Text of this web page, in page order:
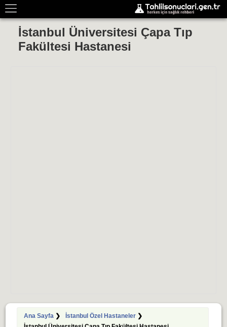
İstanbul Üniversitesi Çapa Tıp
Fakültesi Hastanesi
Ana Sayfa❯ İstanbul Özel Hastaneler❯